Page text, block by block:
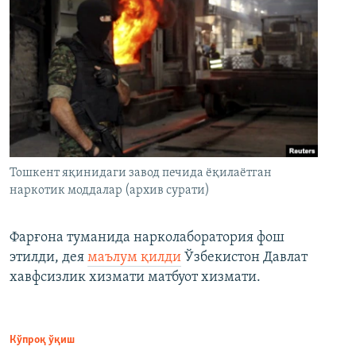
Тошкент яқинидаги завод печида ёқилаётган
наркотик моддалар (архив сурати)
Фарғона туманида нарколаборатория фош
этилди, дея маълум қилди Ўзбекистон Давлат
хавфсизлик хизмати матбуот хизмати.
Кўпроқ ўқиш